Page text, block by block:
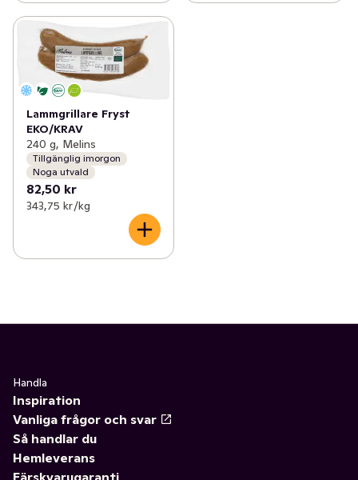
Lammgrillare Fryst
EKO/KRAV
240 g, Melins
Tillgänglig imorgon
Noga utvald
82,50 kr
343,75 kr /kg
Handla
Inspiration
Vanliga frågor och svar
Så handlar du
Hemleverans
Färskvarugaranti